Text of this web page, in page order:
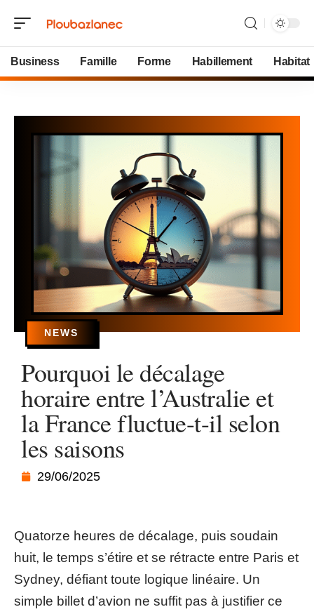
Business Famille Forme Habillement Habitat
NEWS
Pourquoi le décalage
horaire entre l’Australie et
la France fluctue-t-il selon
les saisons
29/06/2025
Quatorze heures de décalage, puis soudain
huit, le temps s’étire et se rétracte entre Paris et
Sydney, défiant toute logique linéaire. Un
simple billet d’avion ne suffit pas à justifier ce